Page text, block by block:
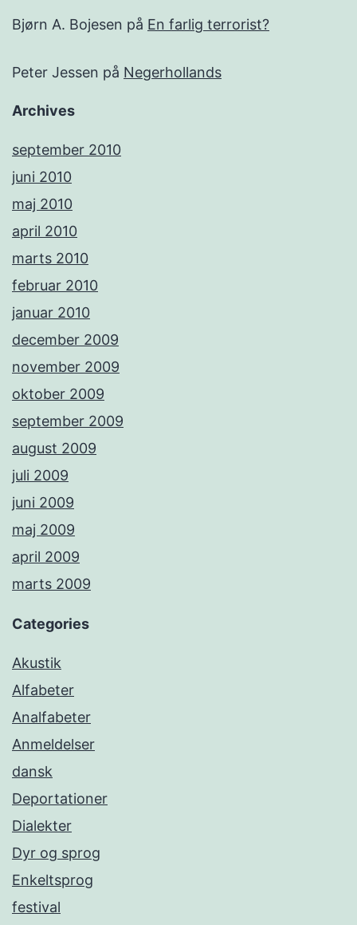
Bjørn A. Bojesen på En farlig terrorist?
Peter Jessen på Negerhollands
Archives
september 2010
juni 2010
maj 2010
april 2010
marts 2010
februar 2010
januar 2010
december 2009
november 2009
oktober 2009
september 2009
august 2009
juli 2009
juni 2009
maj 2009
april 2009
marts 2009
Categories
Akustik
Alfabeter
Analfabeter
Anmeldelser
dansk
Deportationer
Dialekter
Dyr og sprog
Enkeltsprog
festival